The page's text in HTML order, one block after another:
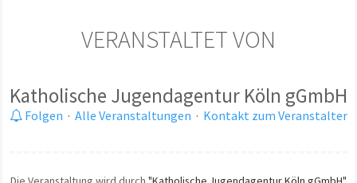
VERANSTALTET VON
Katholische Jugendagentur Köln gGmbH
Folgen · Alle Veranstaltungen · Kontakt zum Veranstalter